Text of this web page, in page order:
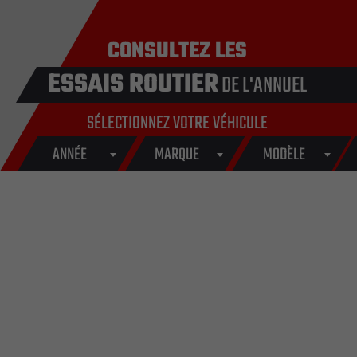
CONSULTEZ LES
ESSAIS ROUTIERDE L'ANNUEL
SÉLECTIONNEZ VOTRE VÉHICULE
ANNÉE MARQUE MODÈLE